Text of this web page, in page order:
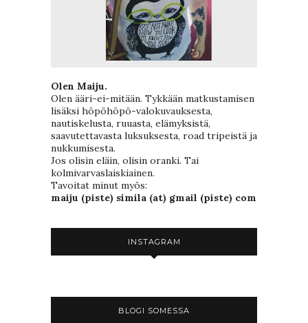
Olen Maiju.
Olen ääri-ei-mitään. Tykkään matkustamisen
lisäksi höpöhöpö-valokuvauksesta,
nautiskelusta, ruuasta, elämyksistä,
saavutettavasta luksuksesta, road tripeistä ja
nukkumisesta.
Jos olisin eläin, olisin oranki. Tai
kolmivarvaslaiskiainen.
Tavoitat minut myös:
maiju (piste) simila (at) gmail (piste) com
INSTAGRAM
BLOGI SOMESSA